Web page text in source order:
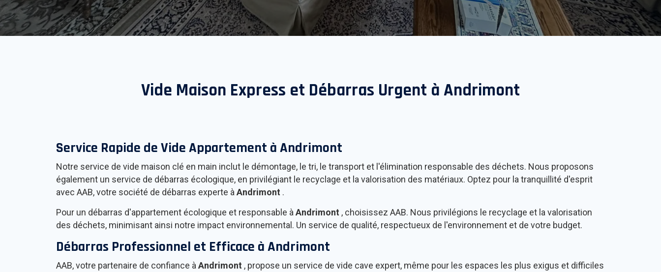
Vide Maison Express et Débarras Urgent à Andrimont
Service Rapide de Vide Appartement àAndrimont
Notre service de vide maison clé en main inclut le démontage, le tri, le transport et l'élimination responsable des déchets. Nous proposons
également un service de débarras écologique, en privilégiant le recyclage et la valorisation des matériaux. Optez pour la tranquillité d'esprit
avec AAB, votre société de débarras experte à Andrimont .
Pour un débarras d'appartement écologique et responsable à Andrimont , choisissez AAB. Nous privilégions le recyclage et la valorisation
des déchets, minimisant ainsi notre impact environnemental. Un service de qualité, respectueux de l'environnement et de votre budget.
Débarras Professionnel et Efficace àAndrimont
AAB, votre partenaire de confiance à Andrimont , propose un service de vide cave expert, même pour les espaces les plus exigus et difficiles